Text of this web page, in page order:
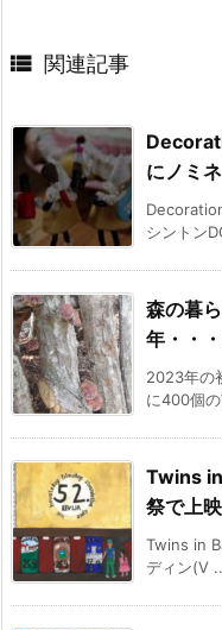
 関連記事
にノミ
シントン
森の暮
年・・
2023年の
に400個
Twins
祭で上映
Twins in
ディン(V